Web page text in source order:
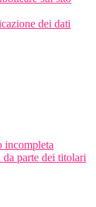
dei dati
incompleta
parte dei titolari